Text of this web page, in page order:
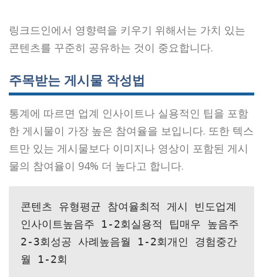
링크드인에서 영향력을 키우기 위해서는 가치 있는
콘텐츠를 꾸준히 공유하는 것이 중요합니다.
주목받는 게시물 작성법
통계에 따르면 업계 인사이트나 실용적인 팁을 포함
한 게시물이 가장 높은 참여율을 보입니다. 또한 텍스
트만 있는 게시물보다 이미지나 영상이 포함된 게시
물의 참여율이 94% 더 높다고 합니다.
콘텐츠 유형평균 참여율최적 게시 빈도업계
인사이트높음주 1-2회실용적 팁매우 높음주
2-3회성공 사례높음월 1-2회개인 경험중간
월 1-2회